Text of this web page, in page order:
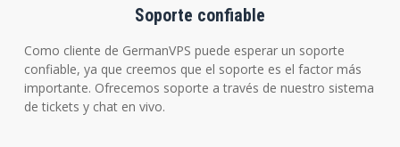
Soporte confiable
Como cliente de GermanVPS puede esperar un soporte
confiable, ya que creemos que el soporte es el factor más
importante. Ofrecemos soporte a través de nuestro sistema
de tickets y chat en vivo.